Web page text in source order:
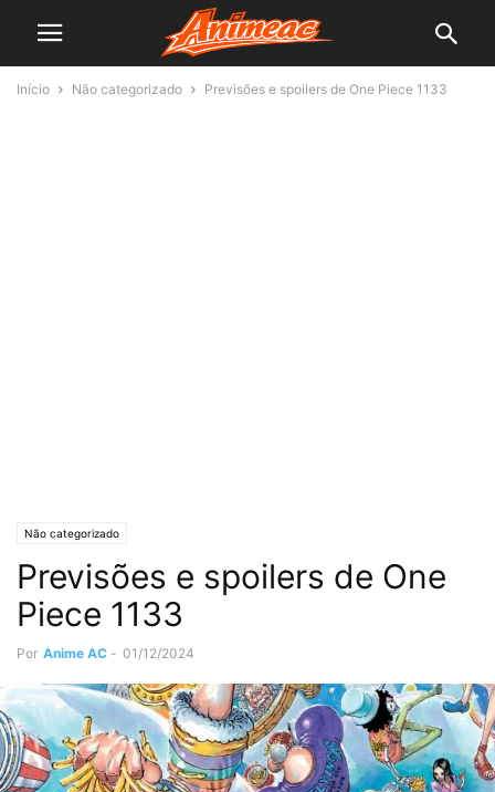
Início Não categorizado Previsões e spoilers de One Piece 1133
Não categorizado
Previsões e spoilers de One
Piece 1133
Por Anime AC - 01/12/2024